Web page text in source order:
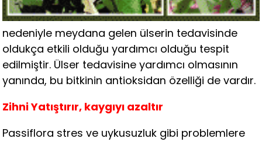
nedeniyle meydana gelen ülserin tedavisinde
oldukça etkili olduğu yardımcı olduğu tespit
edilmiştir. Ülser tedavisine yardımcı olmasının
yanında, bu bitkinin antioksidan özelliği de vardır.
Zihni Yatıştırır, kaygıyı azaltır
Passiflora stres ve uykusuzluk gibi problemlere